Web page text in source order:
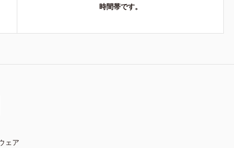
時間帯です。
ェア